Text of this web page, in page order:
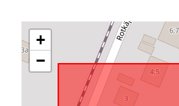
+
−